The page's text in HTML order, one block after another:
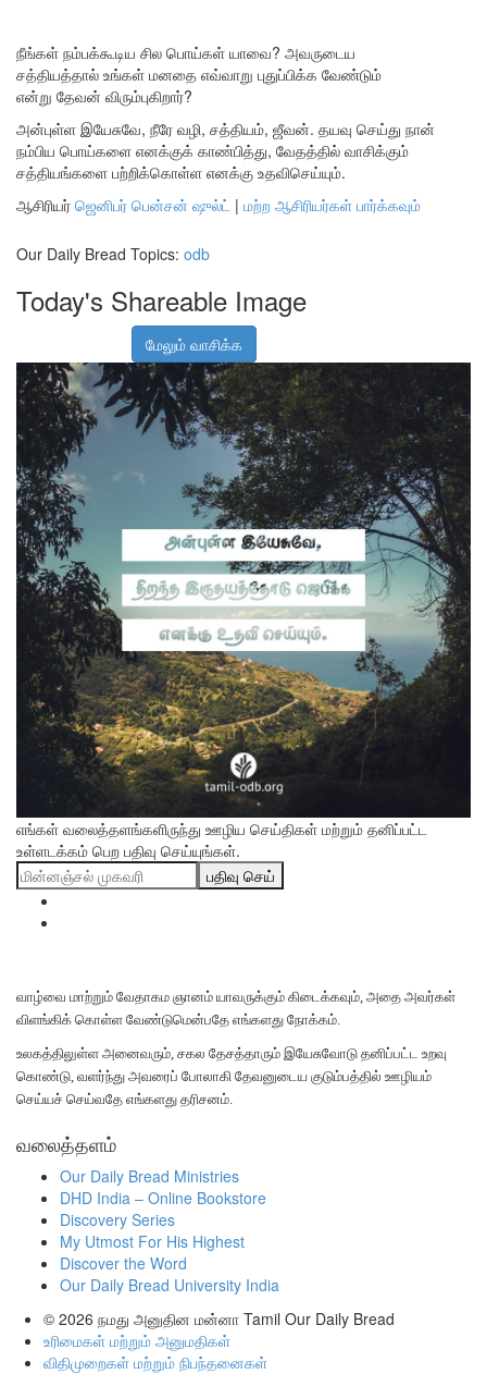
நீங்கள் நம்பக்கூடிய சில பொய்கள் யாவை? அவருடைய
சத்தியத்தால் உங்கள் மனதை எவ்வாறு புதுப்பிக்க வேண்டும்
என்று தேவன் விரும்புகிறார்?
அன்புள்ள இயேசுவே, நீரே வழி, சத்தியம், ஜீவன். தயவு செய்து நான்
நம்பிய பொய்களை எனக்குக் காண்பித்து, வேதத்தில் வாசிக்கும்
சத்தியங்களை பற்றிக்கொள்ள எனக்கு உதவிசெய்யும்.
ஆசிரியர் ஜெனிபர் பென்சன் ஷுல்ட் | மற்ற ஆசிரியர்கள் பார்க்கவும்
Our Daily Bread Topics: odb
Today's Shareable Image
மேலும் வாசிக்க
எங்கள் வலைத்தளங்களிருந்து ஊழிய செய்திகள் மற்றும் தனிப்பட்ட
உள்ளடக்கம் பெற பதிவு செய்யுங்கள்.
பதிவு செய்
வாழ்வை மாற்றும் வேதாகம ஞானம் யாவருக்கும் கிடைக்கவும், அதை அவர்கள்
விளங்கிக் கொள்ள வேண்டுமென்பதே எங்களது நோக்கம்.
உலகத்திலுள்ள அனைவரும், சகல தேசத்தாரும் இயேசுவோடு தனிப்பட்ட உறவு
கொண்டு, வளர்ந்து அவரைப் போலாகி தேவனுடைய குடும்பத்தில் ஊழியம்
செய்யச் செய்வதே எங்களது தரிசனம்.
வலைத்தளம்
Our Daily Bread Ministries
DHD India – Online Bookstore
Discovery Series
My Utmost For His Highest
Discover the Word
Our Daily Bread University India
© 2026 நமது அனுதின மன்னா Tamil Our Daily Bread
உரிமைகள் மற்றும் அனுமதிகள்
விதிமுறைகள் மற்றும் நிபந்தனைகள்